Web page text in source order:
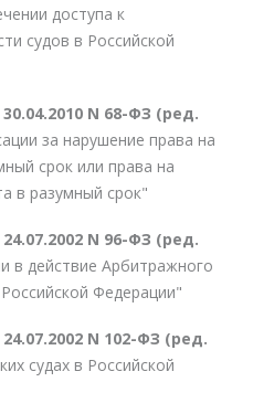
доступа к
судов в Российской
N 68-ФЗ (ред.
за нарушение права на
срок или права на
в разумный срок"
N 96-ФЗ (ред.
в действие Арбитражного
Федерации"
N 102-ФЗ (ред.
судах в Российской